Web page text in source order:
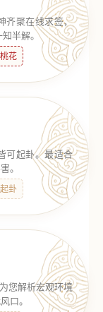
齐聚在线求签，
知半解。
花
可起卦。最适合
。
卦
您解析宏观环境
口。